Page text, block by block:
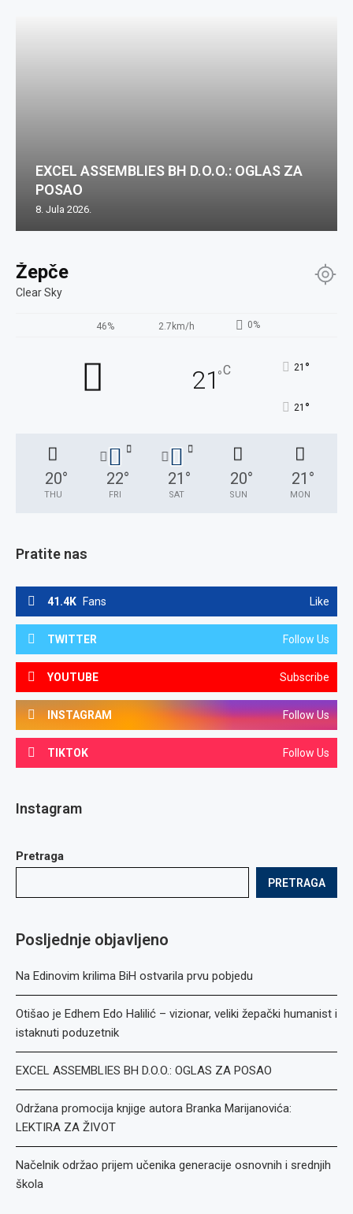
Žepče
Clear Sky
46% 2.7km/h 0%
21°C 21 °
21 °
20°
THU
22°
FRI
21 °
SAT
20°
SUN
21 °
MON
Pratite nas
41.4K Fans Like
TWITTER Follow Us
YOUTUBE Subscribe
INSTAGRAM Follow Us
TIKTOK Follow Us
Instagram
Pretraga
PRETRAGA
Posljednje objavljeno
Na Edinovim krilima BiH ostvarila prvu pobjedu
Otišao je Edhem Edo Halilić – vizionar, veliki žepački humanist i
istaknuti poduzetnik
EXCEL ASSEMBLIES BH D.O.O.: OGLAS ZA POSAO
Održana promocija knjige autora Branka Marijanovića:
LEKTIRA ZA ŽIVOT
Načelnik održao prijem učenika generacije osnovnih i srednjih
škola
EXCEL ASSEMBLIES BH D.O.O.: OGLAS ZA
POSAO
8. Jula 2026.